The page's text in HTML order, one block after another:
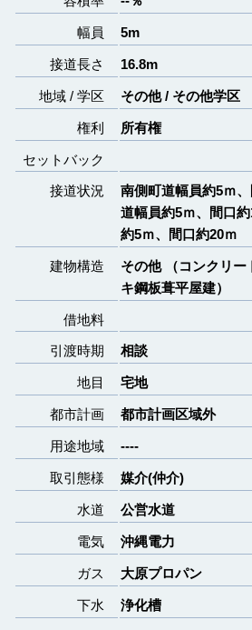
幅員 5m
接道長さ 16.8m
地域 / 学区 その他 / その他学区
権利 所有権
セットバック
接道状況
南側町道幅員約5ｍ
道幅員約5ｍ、間口
約5ｍ、間口約20ｍ
建物構造
その他 （コンクリー
キ鋼板葺平屋建）
借地料
引渡時期
相談
地目 宅地
都市計画 都市計画区域外
用途地域 ----
取引態様 媒介(仲介)
水道 公営水道
電気 沖縄電力
ガス 大原プロパン
下水 浄化槽